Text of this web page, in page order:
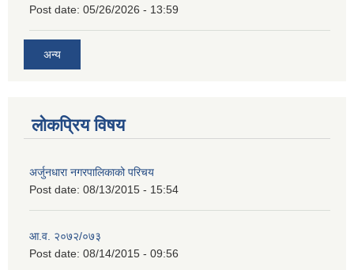
Post date: 05/26/2026 - 13:59
अन्य
लोकप्रिय विषय
अर्जुनधारा नगरपालिकाको परिचय
Post date: 08/13/2015 - 15:54
आ.व. २०७२/०७३
Post date: 08/14/2015 - 09:56